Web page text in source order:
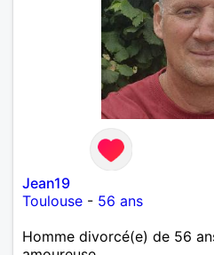
Jean19
Toulouse - 56 ans
Homme divorcé(e) de 56